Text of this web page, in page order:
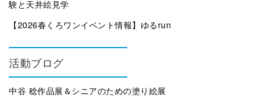
験と天井絵見学
【2026春くろワンイベント情報】ゆるrun
活動ブログ
中谷 稔作品展＆シニアのための塗り絵展